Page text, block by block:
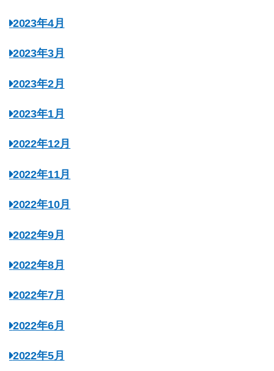
2023年4月
2023年3月
2023年2月
2023年1月
2022年12月
2022年11月
2022年10月
2022年9月
2022年8月
2022年7月
2022年6月
2022年5月